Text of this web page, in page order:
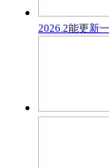
2026.2能更新